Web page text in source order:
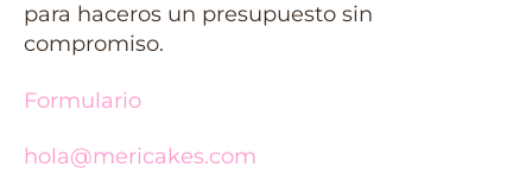
para haceros un presupuesto sin
compromiso.
Formulario
hola@mericakes.com